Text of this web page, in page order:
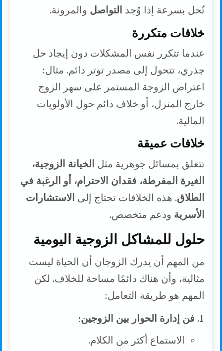
تُحل بسرعة إذا وُجد التواصل والمرونة.
خلافات متكررة
عندما تتكرر نفس المشكلات دون إيجاد حل
جذري، تتحول إلى مصدر توتر دائم. مثال:
اعتراض الزوجة المستمر على سهر الزوج
خارج المنزل، أو خلاف دائم حول الأولويات
المالية.
خلافات عميقة
تتعلق بمسائل جوهرية مثل الخيانة الزوجية،
الغيرة المفرطة، فقدان الاحترام، أو الرغبة في
الطلاق. هذه الخلافات تحتاج إلى الاستشارات
الأسرية ودعم متخصص.
حلول للمشاكل الزوجية اليومية
من المهم أن يدرك الزوجان أن الحياة ليست
مثالية، وأن هناك دائمًا مساحة للخلاف. لكن
المهم هو طريقة التعامل:
فن إدارة الحوار بين الزوجين:
الاستماع أكثر من الكلام.